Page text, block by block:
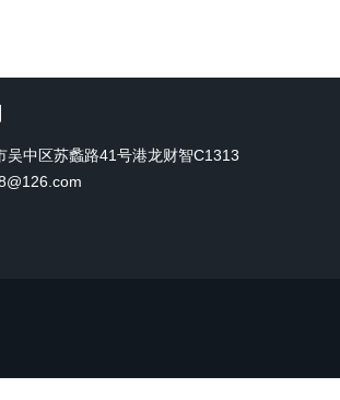
吴中区苏蠡路41号港龙财智C1313